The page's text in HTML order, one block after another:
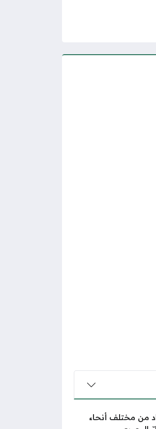
من مختلف أنحاء